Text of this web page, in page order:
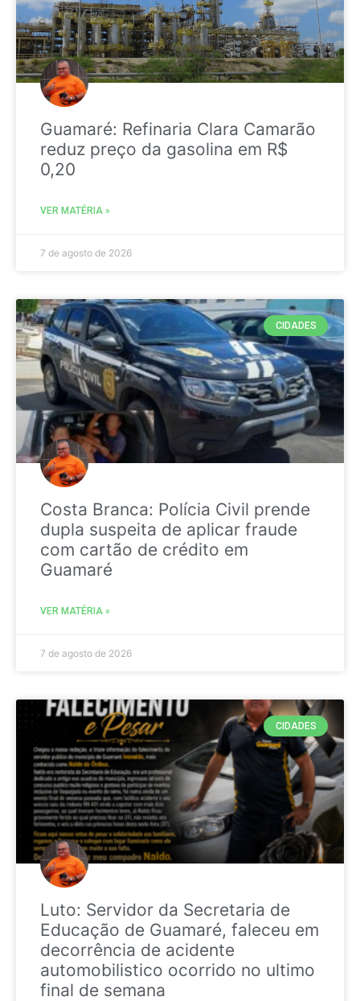
Guamaré: Refinaria Clara Camarão
reduz preço da gasolina em R$
0,20
VER MATÉRIA »
7 de agosto de 2026
CIDADES
Costa Branca: Polícia Civil prende
dupla suspeita de aplicar fraude
com cartão de crédito em
Guamaré
VER MATÉRIA »
7 de agosto de 2026
CIDADES
Luto: Servidor da Secretaria de
Educação de Guamaré, faleceu em
decorrência de acidente
automobilistico ocorrido no ultimo
final de semana